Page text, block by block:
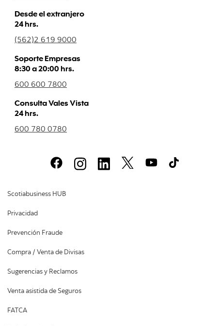
Desde el extranjero
24 hrs.
(562)2 619 9000
Soporte Empresas
8:30 a 20:00 hrs.
600 600 7800
Consulta Vales Vista
24 hrs.
600 780 0780
Scotiabusiness HUB
Privacidad
Prevención Fraude
Compra / Venta de Divisas
Sugerencias y Reclamos
Venta asistida de Seguros
FATCA